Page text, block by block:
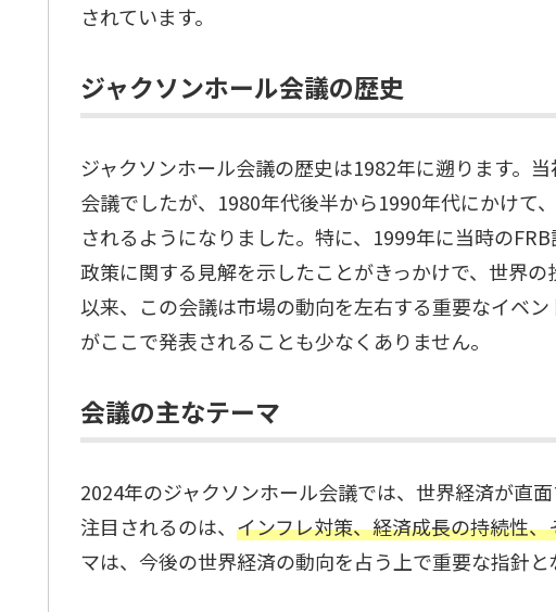
されています。
ジャクソンホール会議の歴史
ジャクソンホール会議の歴史は1982年に遡ります。
会議でしたが、1980年代後半から1990年代にかけて
されるようになりました。特に、1999年に当時の
政策に関する見解を示したことがきっかけで、世界の
以来、この会議は市場の動向を左右する重要なイベ
がここで発表されることも少なくありません。
会議の主なテーマ
2024年のジャクソンホール会議では、世界経済が直
注目されるのは、 インフレ対策、経済成長の持続性
マは、今後の世界経済の動向を占う上で重要な指針と